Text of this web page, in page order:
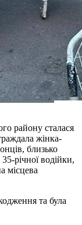
району сталася
жінка-
близько
річної водійки,
місцева
та була